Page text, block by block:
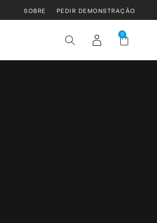
SOBRE PEDIR DEMONSTRAÇÃO
0